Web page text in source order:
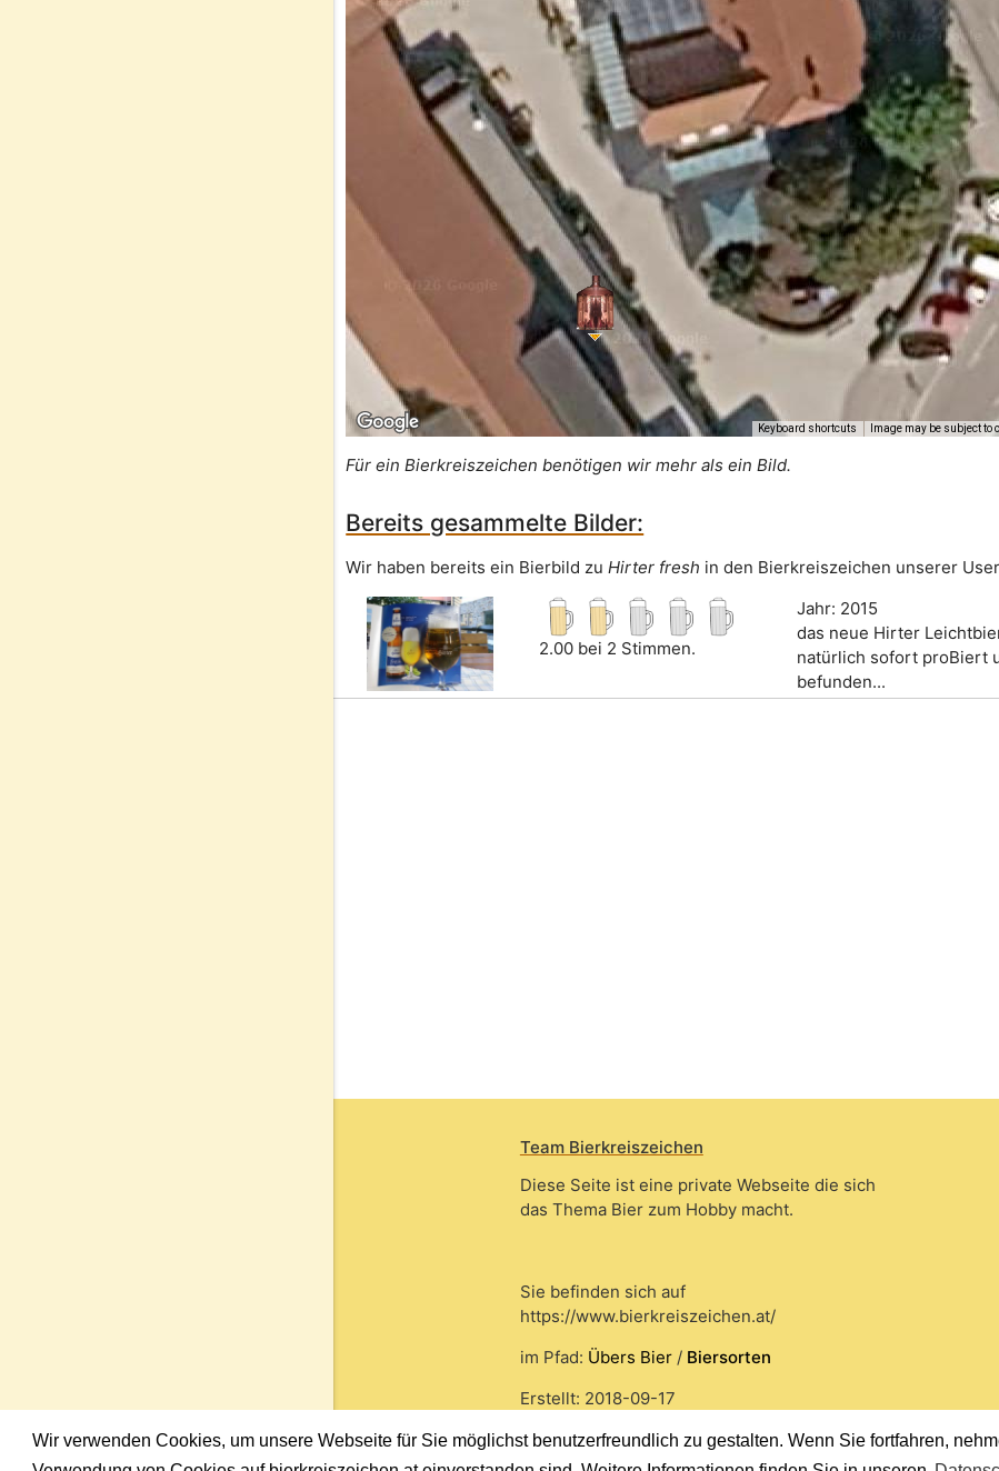
Wir verwenden Cookies, um unsere Webseite für Sie möglichst benutzerfreundlich zu gestalten. Wenn Sie fortfahren,
Keyboard shortcuts Image may be subject to
Für ein Bierkreiszeichen benötigen wir mehr als ein Bild.
Bereits gesammelte Bilder:
Wir haben bereits ein Bierbild zuHirter fresh in den Bierkreiszeichen unserer
2.00 bei 2 Stimmen.
Jahr: 2015
das neue Hirter
natürlich sofort proBiert
befunden...
Team Bierkreiszeichen
Diese Seite ist eine private Webseite die sich
das Thema Bier zum Hobby macht.
Sie befinden sich auf
https://www.bierkreiszeichen.at/
im Pfad: Übers Bier/ Biersorten
Erstellt: 2018-09-17